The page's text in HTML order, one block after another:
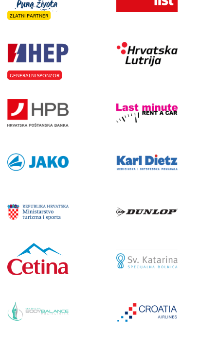
ZLATNI PARTNER
GENERALNI SPONZOR